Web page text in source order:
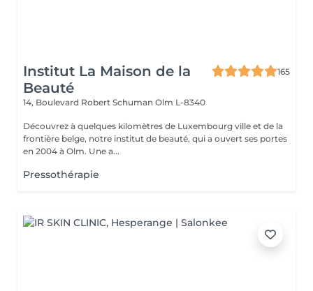
Institut La Maison de la
Beauté
165
14, Boulevard Robert Schuman Olm L-8340
Découvrez à quelques kilomètres de Luxembourg ville et de la
frontière belge, notre institut de beauté, qui a ouvert ses portes
en 2004 à Olm. Une a...
Pressothérapie